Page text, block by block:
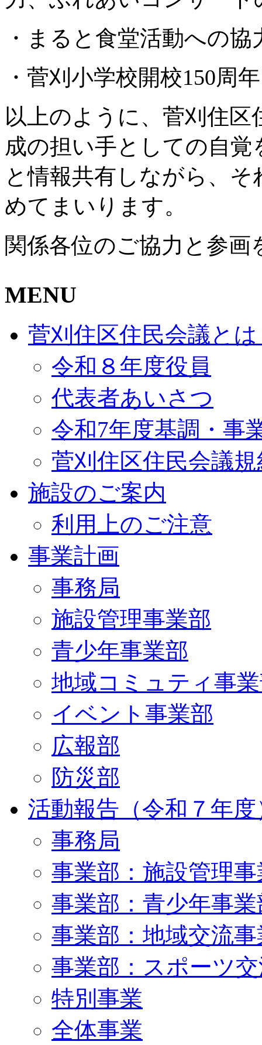
・まると食堂活動への協
・菅刈小学校開校150周
以上のように、菅刈住
成の担い手としての自
と情報共有しながら、
めてまいります。
関係各位のご協力と参
MENU
菅刈住区住民会議と
令和８年度役員
代表者あいさつ
令和7年度基調・事
菅刈住区住民会議規
施設のご案内
利用上のご注意
事業計画
事務局
施設管理事業部
青少年事業部
地域コミュティ事
イベント事業部
広報部
防災部
活動報告（令和７年度
事務局
事業部：施設管理
事業部：青少年事業
事業部：地域交流
事業部：スポーツ
特別事業
全体事業